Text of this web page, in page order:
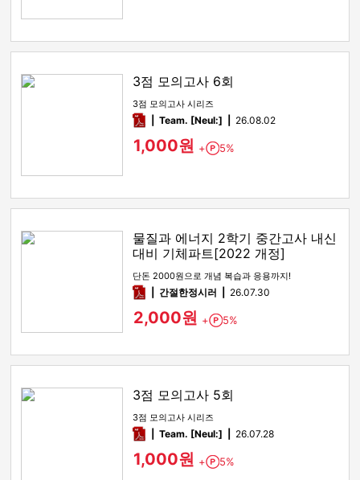
3점 모의고사 6회
3점 모의고사 시리즈
pdfTeam. [Neul:] 26.08.02
1,000원 + Point
5%
물질과 에너지 2학기 중간고사 내신
대비 기체파트[2022 개정]
단돈 2000원으로 개념 복습과 응용까지!
pdf간절한정시러 26.07.30
2,000원 + Point
5%
3점 모의고사 5회
3점 모의고사 시리즈
pdfTeam. [Neul:] 26.07.28
1,000원 + Point
5%